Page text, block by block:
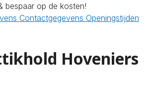
bespaar op de kosten!
Contactgegevens Openingstijden
Hoveniers